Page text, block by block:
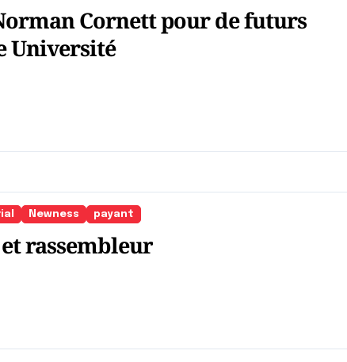
Cornett pour de futurs
Université
Newness payant
rassembleur